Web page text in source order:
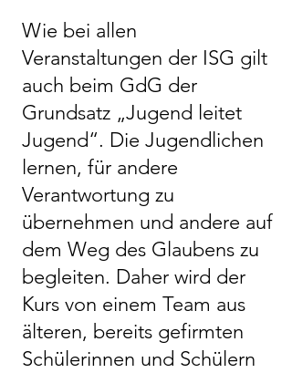
Wie bei allen
Veranstaltungen der ISG gilt
auch beim GdG der
Grundsatz „Jugend leitet
Jugend“. Die Jugendlichen
lernen, für andere
Verantwortung zu
übernehmen und andere auf
dem Weg des Glaubens zu
begleiten. Daher wird der
Kurs von einem Team aus
älteren, bereits gefirmten
Schülerinnen und Schülern